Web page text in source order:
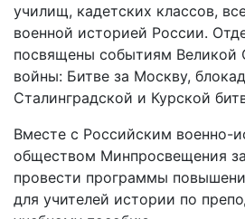
училищ, кадетских классов,
военной историей России.
посвящены событиям Великой
войны: Битве за Москву,
Сталинградской и Курской
Вместе с Российским военно-
обществом Минпросвещения
провести программы
для учителей истории по